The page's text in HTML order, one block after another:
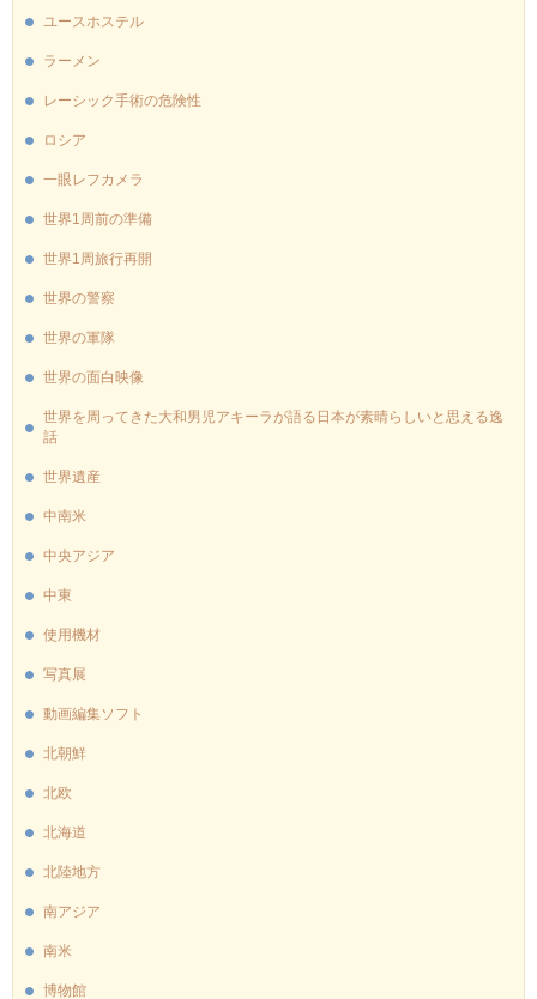
ユースホステル
ラーメン
レーシック手術の危険性
ロシア
一眼レフカメラ
世界1周前の準備
世界1周旅行再開
世界の警察
世界の軍隊
世界の面白映像
世界を周ってきた大和男児アキーラが語る日本が素晴らしいと思える逸
話
世界遺産
中南米
中央アジア
中東
使用機材
写真展
動画編集ソフト
北朝鮮
北欧
北海道
北陸地方
南アジア
南米
博物館